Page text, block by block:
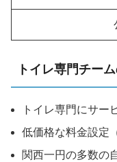
トイレ専門チー
トイレ専門にサー
低価格な料金設定
関西一円の多数の